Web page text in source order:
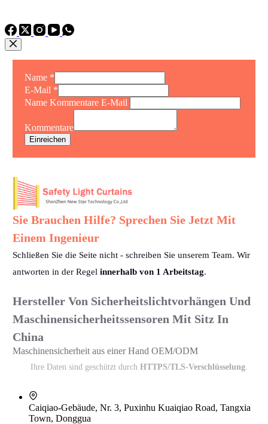
Name *
E-Mail *
Name Kommentare E-Mail
Kommentare
Einreichen
Sie Brauchen Hilfe? Sprechen Sie Jetzt Mit
Einem Ingenieur
Schließen Sie die Seite nicht - schreiben Sie unserem Team. Wir
antworten in der Regelinnerhalb von 1 Arbeitstag.
Hersteller Von Sicherheitslichtvorhängen Und
Maschinensicherheitssensoren Mit Sitz In
China
Maschinensicherheit aus einer Hand OEM/ODM
Ihre Daten sind geschützt durch HTTPS/TLS-Verschlüsselung
Caiqiao-Gebäude, Nr. 3, Puxinhu Kuaiqiao Road, Tangxia
Town, Donggua